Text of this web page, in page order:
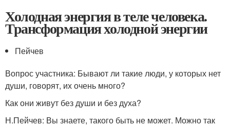
Холодная энергия в теле человека.
Транс­формация холодной энергии
Пейчев
Вопрос участника: Бывают ли такие люди, у которых нет
души, говорят, их очень много?
Как они живут без души и без духа?
Н.Пейчев: Вы знаете, такого быть не может. Можно так